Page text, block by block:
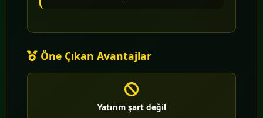
Öne Çıkan Avantajlar
Yatırım şart değil